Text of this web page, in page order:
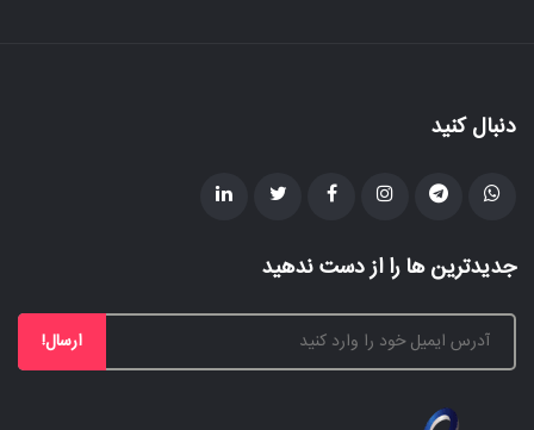
دنبال کنید
جدیدترین ها را از دست ندهید
ارسال!